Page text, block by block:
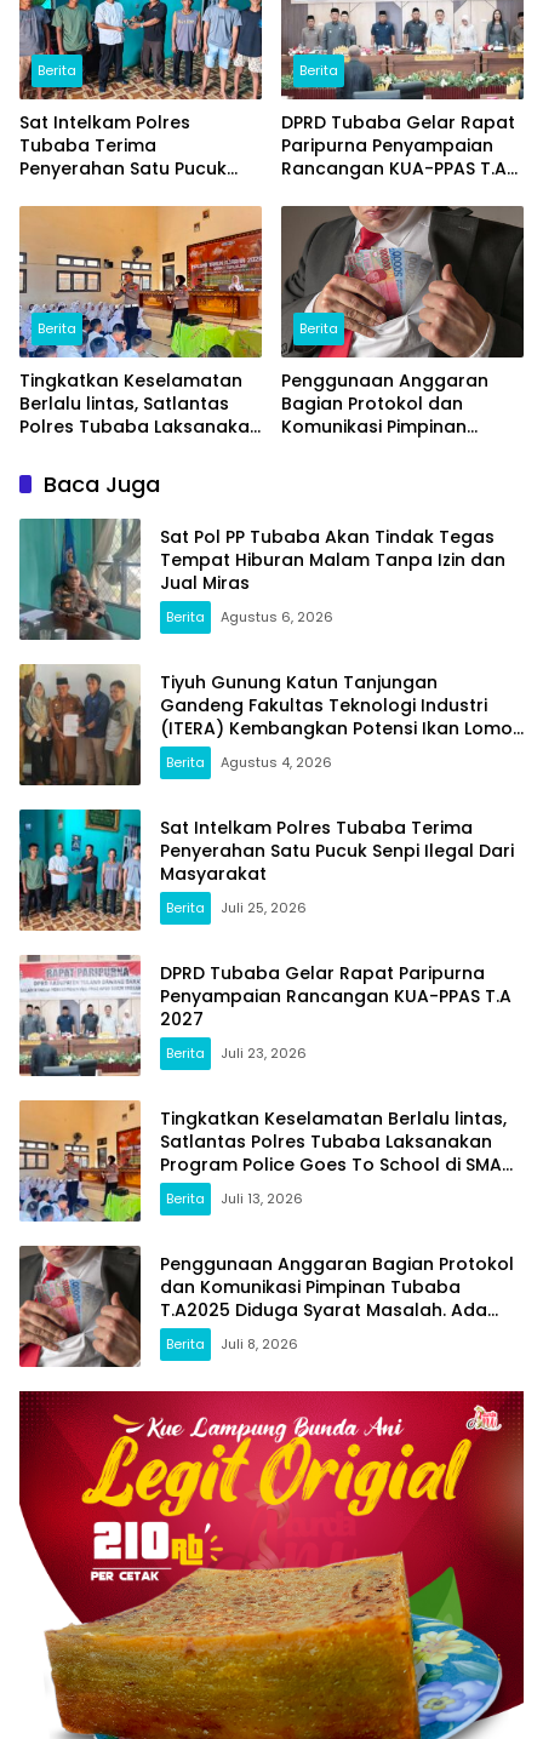
Berita
Sat Intelkam Polres
Tubaba Terima
Penyerahan Satu Pucuk
Masyarakat
Berita
DPRD Tubaba Gelar Rapat
Paripurna Penyampaian
Rancangan KUA-PPAS T.A
Berita
Tingkatkan Keselamatan
Berlalu lintas, Satlantas
Polres Tubaba Laksanakan
School di SMAN 1 Tumijajar
Berita
Penggunaan Anggaran
Bagian Protokol dan
Komunikasi Pimpinan
Baca Juga
Sat Pol PP Tubaba Akan Tindak Tegas
Tempat Hiburan Malam Tanpa Izin dan
Jual Miras
Berita Agustus 6, 2026
Tiyuh Gunung Katun Tanjungan
Gandeng Fakultas Teknologi Industri
(ITERA) Kembangkan Potensi Ikan Lomou
Menjadi Prodak Unggulan
Berita Agustus 4, 2026
Sat Intelkam Polres Tubaba Terima
Penyerahan Satu Pucuk Senpi Ilegal Dari
Masyarakat
Berita Juli 25, 2026
DPRD Tubaba Gelar Rapat Paripurna
Penyampaian Rancangan KUA-PPAS T.A
2027
Berita Juli 23, 2026
Tingkatkan Keselamatan Berlalu lintas,
Satlantas Polres Tubaba Laksanakan
Program Police Goes To School di SMAN
1 Tumijajar
Berita Juli 13, 2026
Penggunaan Anggaran Bagian Protokol
dan Komunikasi Pimpinan Tubaba
T.A2025 Diduga Syarat Masalah. Ada
Indikasi Tumpang Tindih dan Kegiatan
Fiktif
Berita Juli 8, 2026